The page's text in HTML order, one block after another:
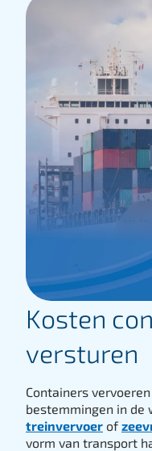
Kosten
versturen
Containers
bestemmingen in de
treinvervoer of
vorm van transport